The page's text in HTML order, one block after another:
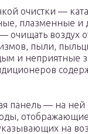
очистки —
плазменные и
очищать воздух
пыли,
и неприятные
панель — на ней
на